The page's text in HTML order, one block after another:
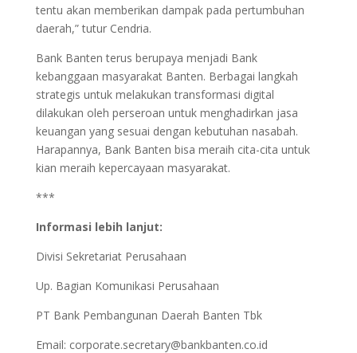
tentu akan memberikan dampak pada pertumbuhan
daerah,” tutur Cendria.
Bank Banten terus berupaya menjadi Bank
kebanggaan masyarakat Banten. Berbagai langkah
strategis untuk melakukan transformasi digital
dilakukan oleh perseroan untuk menghadirkan jasa
keuangan yang sesuai dengan kebutuhan nasabah.
Harapannya, Bank Banten bisa meraih cita-cita untuk
kian meraih kepercayaan masyarakat.
***
Informasi lebih lanjut:
Divisi Sekretariat Perusahaan
Up. Bagian Komunikasi Perusahaan
PT Bank Pembangunan Daerah Banten Tbk
Email: corporate.secretary@bankbanten.co.id